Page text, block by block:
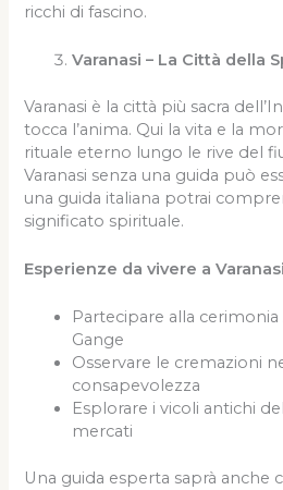
ricchi di fascino.
Varanasi – La Città della
Varanasi è la città più sacra
tocca l’anima. Qui la vita e la
rituale eterno lungo le rive del
Varanasi senza una guida può
una guida italiana potrai
significato spirituale.
Esperienze da vivere a
Partecipare alla
Gange
Osservare le cremazioni
consapevolezza
Esplorare i vicoli antichi
mercati
Una guida esperta saprà anche